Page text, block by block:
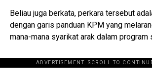
Beliau juga berkata, perkara tersebut
dengan garis panduan KPM yang
mana-mana syarikat arak dalam program
ADVERTISEMENT. SCROLL TO